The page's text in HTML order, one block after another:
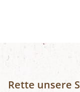
Rette unsere